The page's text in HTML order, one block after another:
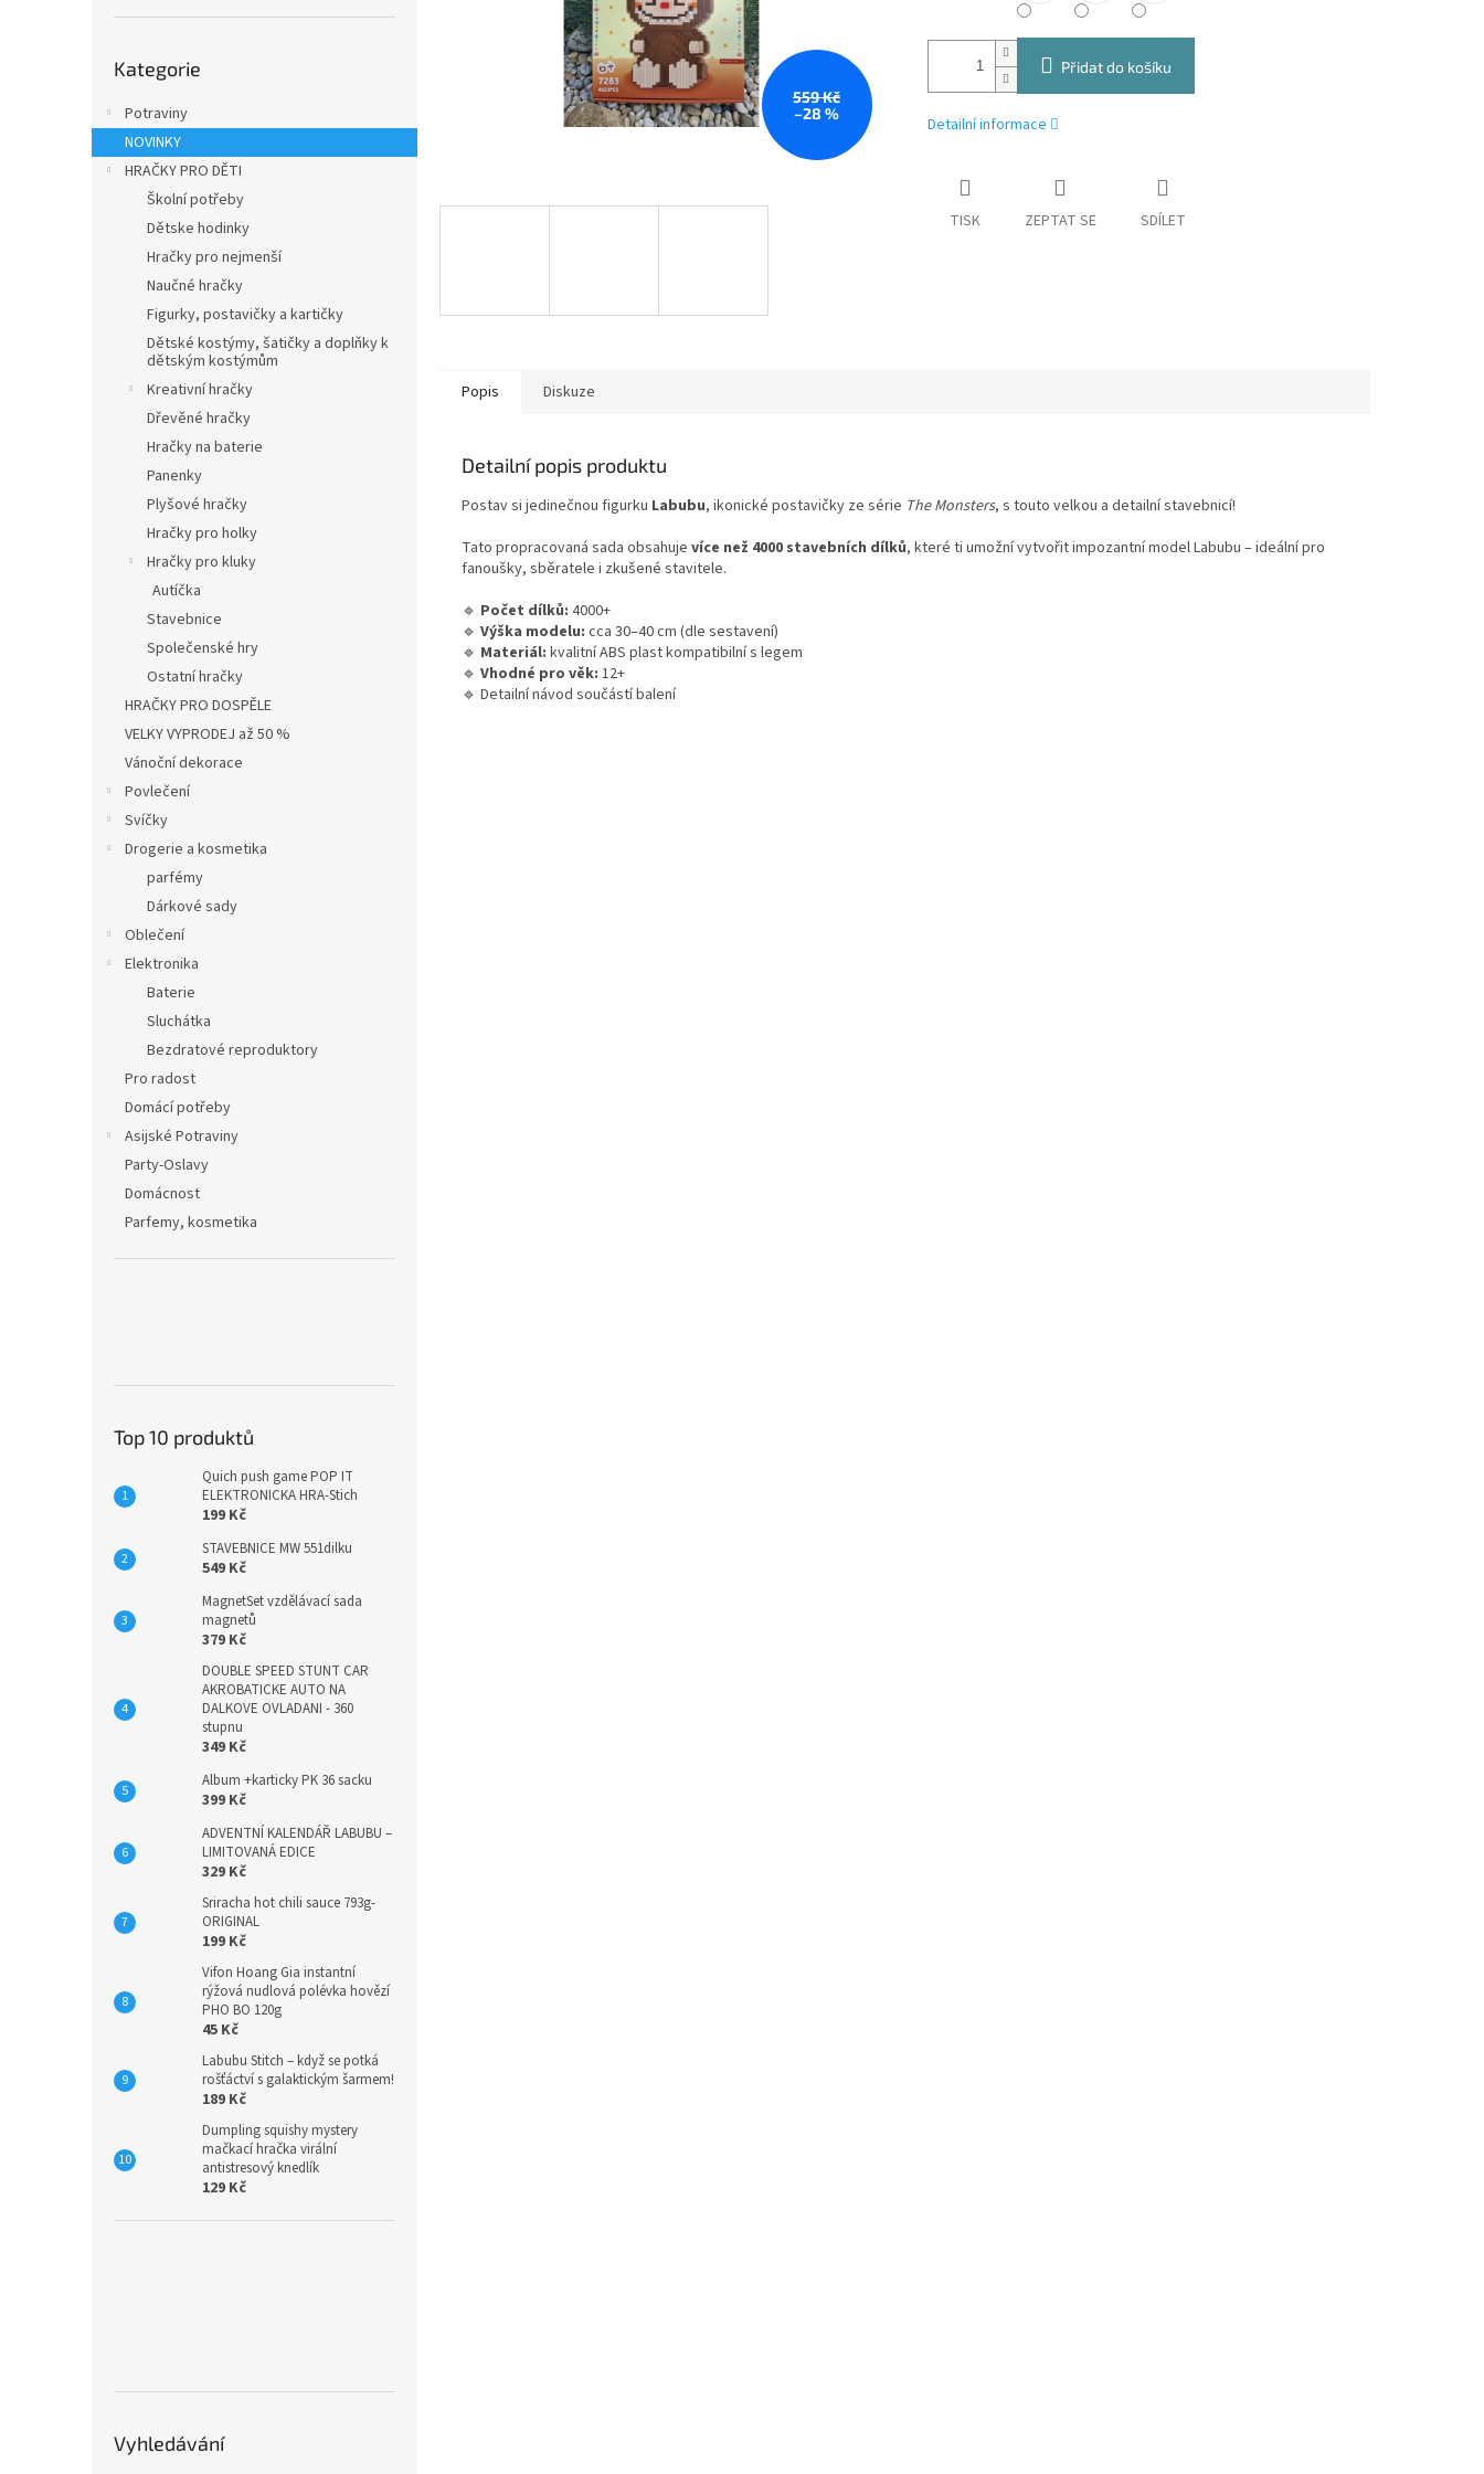
kategorie
Kategorie
Potraviny
NOVINKY
HRAČKY PRO DĚTI
Školní potřeby
Dětske hodinky
Hračky pro nejmenší
Naučné hračky
Figurky, postavičky a kartičky
Dětské kostýmy, šatičky a doplňky k
dětským kostýmům
Kreativní hračky
Dřevěné hračky
Hračky na baterie
Panenky
Plyšové hračky
Hračky pro holky
Hračky pro kluky
Autíčka
Stavebnice
Společenské hry
Ostatní hračky
HRAČKY PRO DOSPĚLE
VELKY VYPRODEJ až 50 %
Vánoční dekorace
Povlečení
Svíčky
Drogerie a kosmetika
parfémy
Dárkové sady
Oblečení
Elektronika
Baterie
Sluchátka
Bezdratové reproduktory
Pro radost
Domácí potřeby
Asijské Potraviny
Party-Oslavy
Domácnost
Parfemy, kosmetika
Top 10 produktů
Quich push game POP IT
ELEKTRONICKA HRA-Stich
199 Kč
STAVEBNICE MW 551dilku
549 Kč
MagnetSet vzdělávací sada
magnetů
379 Kč
DOUBLE SPEED STUNT CAR
AKROBATICKE AUTO NA
DALKOVE OVLADANI - 360
stupnu
349 Kč
Album +karticky PK 36 sacku
399 Kč
ADVENTNÍ KALENDÁŘ LABUBU –
LIMITOVANÁ EDICE
329 Kč
Sriracha hot chili sauce 793g-
ORIGINAL
199 Kč
Vifon Hoang Gia instantní
rýžová nudlová polévka hovězí
PHO BO 120g
45 Kč
Labubu Stitch – když se potká
rošťáctví s galaktickým šarmem!
189 Kč
Dumpling squishy mystery
mačkací hračka virální
antistresový knedlík
129 Kč
Vyhledávání
559 Kč
–28 %
Přidat do košíku
Detailní informace
TISK ZEPTAT SE SDÍLET
Popis Diskuze
Detailní popis produktu
Postav si jedinečnou figurku Labubu, ikonické postavičky ze série The Monsters, s touto velkou a detailní stavebnicí!
Tato propracovaná sada obsahuje více než 4000 stavebních dílků, které ti umožní vytvořit impozantní model Labubu – ideální pro
fanoušky, sběratele i zkušené stavitele.
🔹 Počet dílků: 4000+
🔹 Výška modelu: cca 30–40 cm (dle sestavení)
🔹 Materiál: kvalitní ABS plast kompatibilní s legem
🔹 Vhodné pro věk: 12+
🔹 Detailní návod součástí balení